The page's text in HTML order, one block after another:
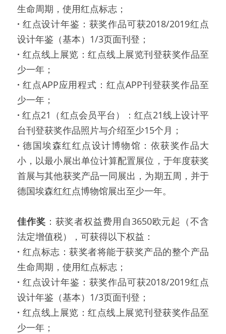
生命周期，使用红点标志；
· 红点设计年鉴：获奖作品可获2018/2019红点
设计年鉴（基本）1/3页面刊登；
· 红点线上展览：红点线上展览刊登获奖作品至
少一年；
· 红点APP应用程式：红点APP刊登获奖作品至
少一年；
· 红点21（红点会员平台）：红点21线上设计平
台刊登获奖作品照片与介绍至少15个月；
· 德国埃森红红点设计博物馆：依获奖作品大
小，以最小展出单位计算配置展位，于年度获奖
首展与其他获奖产品一同展出，为期五周，并于
德国埃森红红点博物馆展出至少一年。
佳作奖 ：获奖者权益费用自3650欧元起（不含
法定增值税），可获得以下权益：
· 红点标志：获奖者将能于获奖产品的整个产品
生命周期，使用红点标志；
· 红点设计年鉴：获奖作品可获2018/2019红点
设计年鉴（基本）1/3页面刊登；
· 红点线上展览：红点线上展览刊登获奖作品至
少一年；